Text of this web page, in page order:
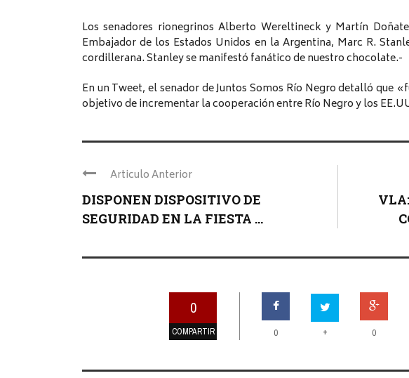
Los senadores rionegrinos Alberto Wereltineck y Martín
Embajador de los Estados Unidos en la Argentina, Marc R.
cordillerana. Stanley se manifestó fanático de nuestro chocolate.-
En un Tweet, el senador de Juntos Somos Río Negro detalló que
objetivo de incrementar la cooperación entre Río Negro y los
Articulo Anterior
DISPONEN DISPOSITIVO DE
SEGURIDAD EN LA FIESTA ...
0
COMPARTIR 0 + 0